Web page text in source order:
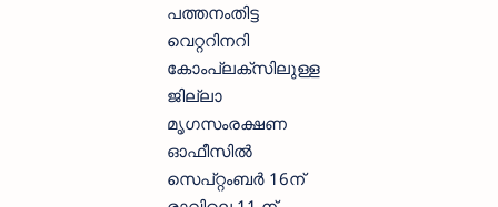
പത്തനംതിട്ട
വെറ്ററിനറി
കോംപ്ലക്സിലുള്ള
ജില്ലാ
മൃഗസംരക്ഷണ
ഓഫീസില്‍
സെപ്റ്റംബര്‍ 16ന്